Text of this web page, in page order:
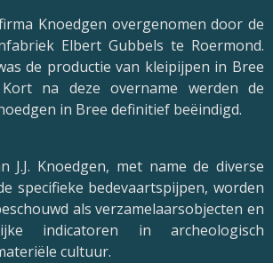
Knoedgen overgenomen door de
Elbert Gubbels te Roermond.
de productie van kleipijpen in Bree
na deze overname werden de
in Bree definitief beëindigd.
J.J. Knoedgen, met name de diverse
specifieke bedevaartspijpen, worden
als verzamelaarsobjecten en
indicatoren in archeologisch
cultuur.